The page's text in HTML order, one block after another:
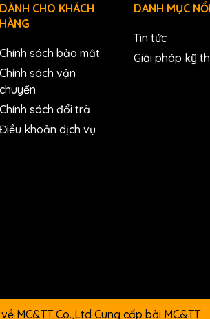
DÀNH CHO KHÁCH
HÀNG
Chính sách bảo mật
Chính sách vận
chuyển
Chính sách đổi trả
Điều khoản dịch vụ
DANH MỤC
Tin tức
Giải pháp kỹ
MC&TT Co.,Ltd Cung cấp bởi MC&TT